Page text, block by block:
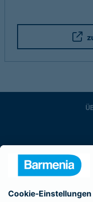
Barmenia ist